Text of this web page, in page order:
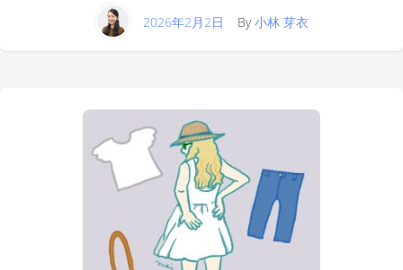
2026年2月2日 By小林 芽衣